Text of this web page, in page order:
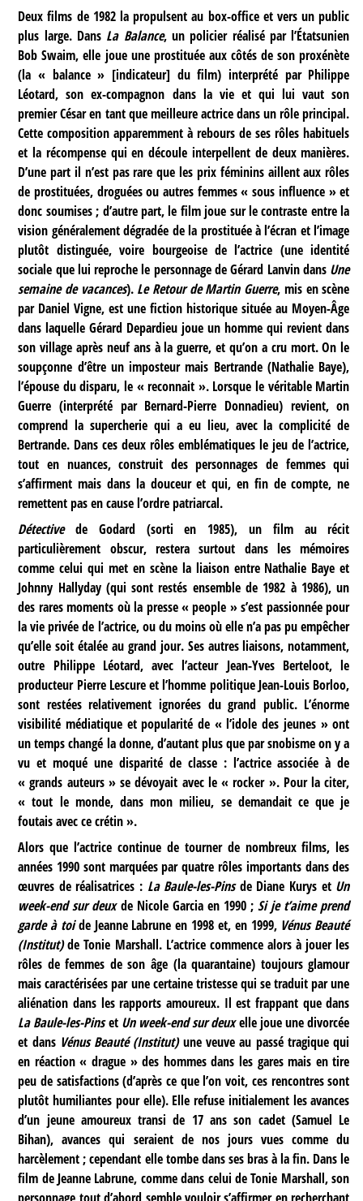
Deux films de 1982 la propulsent au box-office et vers un public
plus large. Dans La Balance, un policier réalisé par l’Étatsunien
Bob Swaim, elle joue une prostituée aux côtés de son proxénète
(la « balance » [indicateur] du film) interprété par Philippe
Léotard, son ex-compagnon dans la vie et qui lui vaut son
premier César en tant que meilleure actrice dans un rôle principal.
Cette composition apparemment à rebours de ses rôles habituels
et la récompense qui en découle interpellent de deux manières.
D’une part il n’est pas rare que les prix féminins aillent aux rôles
de prostituées, droguées ou autres femmes « sous influence » et
donc soumises ; d’autre part, le film joue sur le contraste entre la
vision généralement dégradée de la prostituée à l’écran et l’image
plutôt distinguée, voire bourgeoise de l’actrice (une identité
sociale que lui reproche le personnage de Gérard Lanvin dans Une
semaine de vacances). Le Retour de Martin Guerre, mis en scène
par Daniel Vigne, est une fiction historique située au Moyen-Âge
dans laquelle Gérard Depardieu joue un homme qui revient dans
son village après neuf ans à la guerre, et qu’on a cru mort. On le
soupçonne d’être un imposteur mais Bertrande (Nathalie Baye),
l’épouse du disparu, le « reconnait ». Lorsque le véritable Martin
Guerre (interprété par Bernard-Pierre Donnadieu) revient, on
comprend la supercherie qui a eu lieu, avec la complicité de
Bertrande. Dans ces deux rôles emblématiques le jeu de l’actrice,
tout en nuances, construit des personnages de femmes qui
s’affirment mais dans la douceur et qui, en fin de compte, ne
remettent pas en cause l’ordre patriarcal.
Détectivede Godard (sorti en 1985), un film au récit
particulièrement obscur, restera surtout dans les mémoires
comme celui qui met en scène la liaison entre Nathalie Baye et
Johnny Hallyday (qui sont restés ensemble de 1982 à 1986), un
des rares moments où la presse « people » s’est passionnée pour
la vie privée de l’actrice, ou du moins où elle n’a pas pu empêcher
qu’elle soit étalée au grand jour. Ses autres liaisons, notamment,
outre Philippe Léotard, avec l’acteur Jean-Yves Berteloot, le
producteur Pierre Lescure et l’homme politique Jean-Louis Borloo,
sont restées relativement ignorées du grand public. L’énorme
visibilité médiatique et popularité de « l’idole des jeunes » ont
un temps changé la donne, d’autant plus que par snobisme on y a
vu et moqué une disparité de classe : l’actrice associée à de
« grands auteurs » se dévoyait avec le « rocker ». Pour la citer,
« tout le monde, dans mon milieu, se demandait ce que je
foutais avec ce crétin ».
Alors que l’actrice continue de tourner de nombreux films, les
années 1990 sont marquées par quatre rôles importants dans des
œuvres de réalisatrices : La Baule-les-Pinsde Diane Kurys et Un
week-end sur deuxde Nicole Garcia en 1990 ;Si je t’aime prend
garde à toide Jeanne Labrune en 1998 et, en 1999, Vénus Beauté
(Institut)de Tonie Marshall. L’actrice commence alors à jouer les
rôles de femmes de son âge (la quarantaine) toujours glamour
mais caractérisées par une certaine tristesse qui se traduit par une
aliénation dans les rapports amoureux. Il est frappant que dans
La Baule-les-Pinset Un week-end sur deuxelle joue une divorcée
et dans Vénus Beauté (Institut)une veuve au passé tragique qui
en réaction « drague » des hommes dans les gares mais en tire
peu de satisfactions (d’après ce que l’on voit, ces rencontres sont
plutôt humiliantes pour elle). Elle refuse initialement les avances
d’un jeune amoureux transi de 17 ans son cadet (Samuel Le
Bihan), avances qui seraient de nos jours vues comme du
harcèlement ; cependant elle tombe dans ses bras à la fin. Dans le
film de Jeanne Labrune, comme dans celui de Tonie Marshall, son